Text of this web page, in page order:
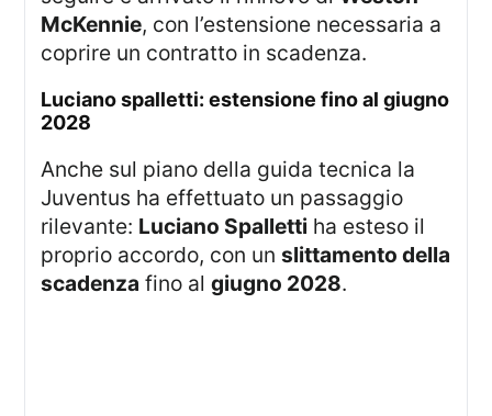
McKennie, con l’estensione necessaria a
coprire un contratto in scadenza.
luciano spalletti: estensione fino al giugno
2028
Anche sul piano della guida tecnica la
Juventus ha effettuato un passaggio
rilevante: Luciano Spalletti ha esteso il
proprio accordo, con unslittamento della
scadenza fino algiugno 2028.